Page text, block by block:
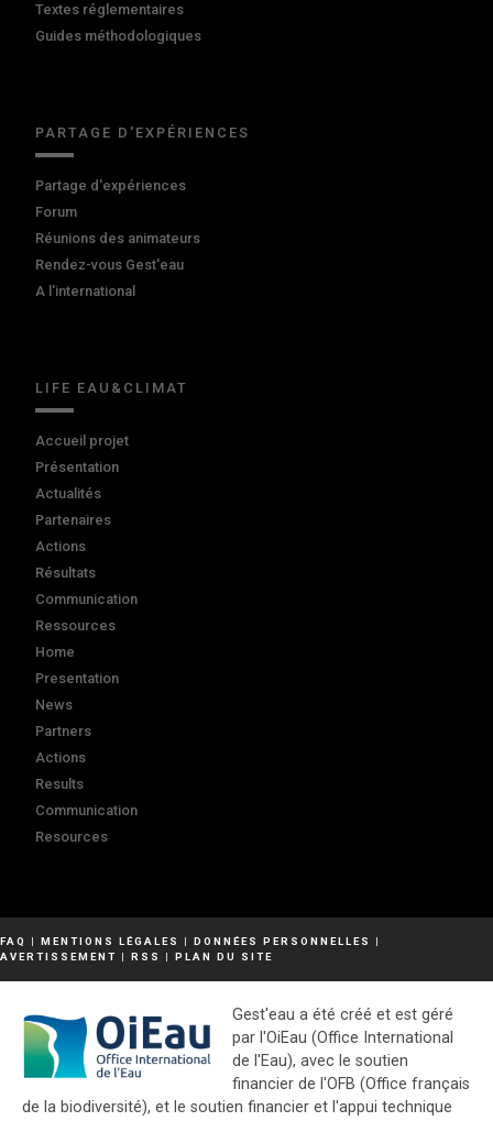
Textes réglementaires
Guides méthodologiques
PARTAGE D'EXPÉRIENCES
Partage d'expériences
Forum
Réunions des animateurs
Rendez-vous Gest'eau
A l'international
LIFE EAU&CLIMAT
Accueil projet
Présentation
Actualités
Partenaires
Actions
Résultats
Communication
Ressources
Home
Presentation
News
Partners
Actions
Results
Communication
Resources
FAQ | MENTIONS LÉGALES | DONNÉES PERSONNELLES
|
AVERTISSEMENT | RSS | PLAN DU SITE
Gest'eau a été créé et est géré
par l'OiEau (Office International
de l'Eau), avec le soutien
financier de l'OFB (Office français
de la biodiversité), et le soutien financier et l'appui technique